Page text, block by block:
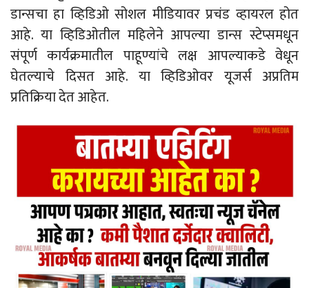
डान्सचा हा व्हिडिओ सोशल मीडियावर प्रचंड व्हायरल होत
आहे. या व्हिडिओतील महिलेने आपल्या डान्स स्टेप्समधून
संपूर्ण कार्यक्रमातील पाहूण्यांचे लक्ष आपल्याकडे वेधून
घेतल्याचे दिसत आहे. या व्हिडिओवर यूजर्स अप्रतिम
प्रतिक्रिया देत आहेत.